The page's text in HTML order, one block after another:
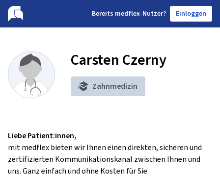
Bereits medflex-Nutzer? Einloggen
Carsten Czerny
Zahnmedizin
Liebe Patient:innen,
mit medflex bieten wir Ihnen einen direkten, sicheren und
zertifizierten Kommunikationskanal zwischen Ihnen und
uns. Ganz einfach und ohne Kosten für Sie.